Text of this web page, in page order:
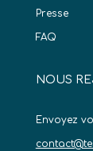
Presse
FAQ
NOUS
Envoyez